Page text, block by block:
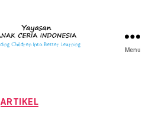
Indonesia
Menu
Categories
ARTIKEL